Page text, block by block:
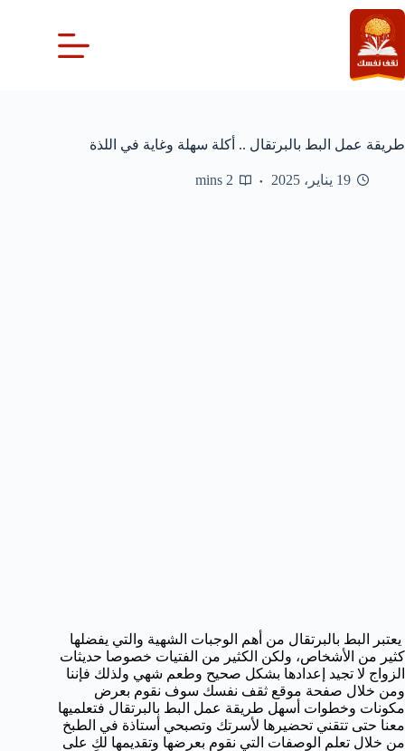
التجاوز
إلى
المحتوى
طريقة عمل البط بالبرتقال .. أكلة سهلة وغاية في اللذة
19 يناير، 2025 2 mins
يعتبر البط بالبرتقال من أهم الوجبات الشهية والتي يفضلها
كثير من الأشخاص، ولكن الكثير من الفتيات خصوصا حديثات
الزواج لا تجيد إعدادها بشكل صحيح وطعم شهي ولذلك فإننا
ومن خلال صفحة موقع ثقف نفسك سوف نقوم بعرض
مكونات وخطوات أسهل طريقة عمل البط بالبرتقال فتعلميها
معنا حتى تتقني تحضيرها لأسرتك وتصبحي أستاذة في الطبخ
من خلال تعلم الوصفات التي نقوم بعرضها وتقديمها لكِ على